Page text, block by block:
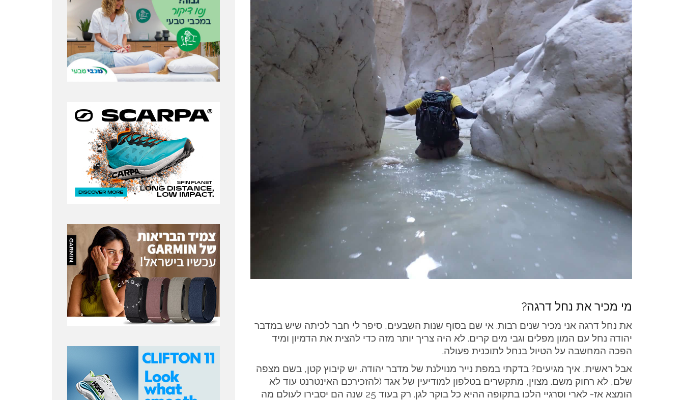
מי מכיר את נחל דרגה?
את נחל דרגה אני מכיר שנים רבות. אי שם בסוף שנות השבעים, סיפר לי חבר לכיתה שיש במדבר
יהודה נחל עם המון מפלים וגבי מים קרים. לא היה צריך יותר מזה כדי להצית את הדמיון ומיד
הפכה המחשבה על הטיול בנחל לתוכנית פעולה.
אבל ראשית, איך מגיעים? בדקתי במפת נייר מנוילנת של מדבר יהודה. יש קיבוץ קטן, בשם מצפה
שלם, לא רחוק משם. מצוין, מתקשרים בטלפון למודיעין של אגד (להזכירכם האינטרנט עוד לא
הומצא אז- לארי וסרגיי הלכו בתקופה ההיא כל בוקר לגן. רק בעוד 25 שנה הם יסבירו לעולם מה